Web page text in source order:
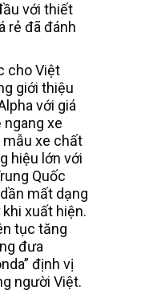
với thiết
rẻ đã đánh
cho Việt
giới thiệu
với giá
ngang xe
mẫu xe chất
hiệu lớn với
Quốc
mất dạng
xuất hiện.
tục tăng
đưa
định vị
người Việt.